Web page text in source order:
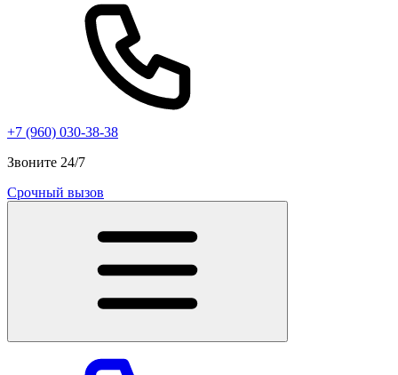
+7 (960) 030-38-38
Звоните 24/7
Срочный вызов